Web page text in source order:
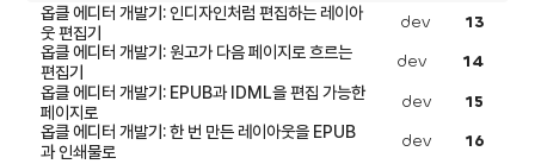
옵클 에디터 개발기: 인디자인처럼 편집하는 레이아
웃 편집기
dev 13
옵클 에디터 개발기: 원고가 다음 페이지로 흐르는
편집기
dev 14
옵클 에디터 개발기: EPUB과 IDML을 편집 가능한
페이지로
dev 15
옵클 에디터 개발기: 한 번 만든 레이아웃을 EPUB
과 인쇄물로
dev
16